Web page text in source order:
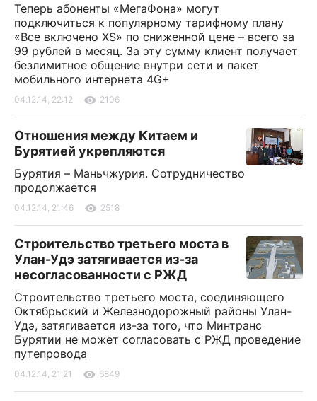
Теперь абоненты «МегаФона» могут
подключиться к популярному тарифному плану
«Все включено ХS» по сниженной цене – всего за
99 рублей в месяц. За эту сумму клиент получает
безлимитное общение внутри сети и пакет
мобильного интернета 4G+
04.12.14, 22:12 2106
Отношения между Китаем и
Бурятией укрепляются
Бурятия – Маньчжурия. Сотрудничество
продолжается
04.12.14, 21:46 2518
Строительство третьего моста в
Улан-Удэ затягивается из-за
несогласованности с РЖД
Строительство третьего моста, соединяющего
Октябрьский и Железнодорожный районы Улан-
Удэ, затягивается из-за того, что Минтранс
Бурятии не может согласовать с РЖД проведение
путепровода
04.12.14, 21:21 6849